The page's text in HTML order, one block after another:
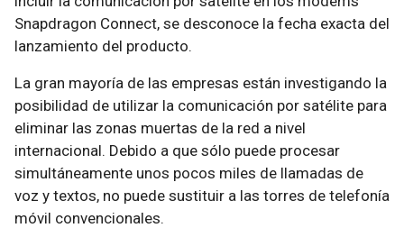
Snapdragon Connect, se desconoce la fecha exacta del
lanzamiento del producto.
La gran mayoría de las empresas están investigando la
posibilidad de utilizar la comunicación por satélite para
eliminar las zonas muertas de la red a nivel
internacional. Debido a que sólo puede procesar
simultáneamente unos pocos miles de llamadas de
voz y textos, no puede sustituir a las torres de telefonía
móvil convencionales.